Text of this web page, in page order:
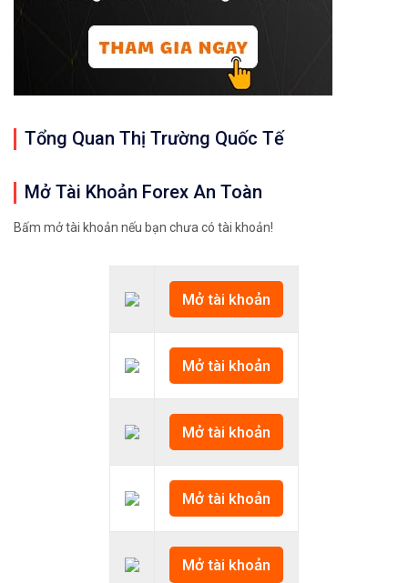
Tổng Quan Thị Trường Quốc Tế
Mở Tài Khoản Forex An Toàn
Bấm mở tài khoản nếu bạn chưa có tài khoản!
Mở tài khoản
Mở tài khoản
Mở tài khoản
Mở tài khoản
Mở tài khoản